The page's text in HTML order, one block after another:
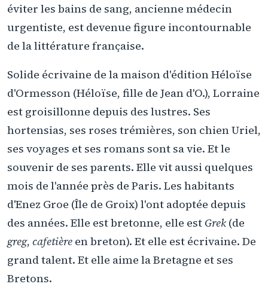
éviter les bains de sang, ancienne médecin
urgentiste, est devenue figure incontournable
de la littérature française.
Solide écrivaine de la maison d'édition Héloïse
d'Ormesson (Héloïse, fille de Jean d'O.), Lorraine
est groisillonne depuis des lustres. Ses
hortensias, ses roses trémières, son chien Uriel,
ses voyages et ses romans sont sa vie. Et le
souvenir de ses parents. Elle vit aussi quelques
mois de l'année près de Paris. Les habitants
d'Enez Groe (Île de Groix) l'ont adoptée depuis
des années. Elle est bretonne, elle est Grek (de
greg, cafetière en breton). Et elle est écrivaine. De
grand talent. Et elle aime la Bretagne et ses
Bretons.